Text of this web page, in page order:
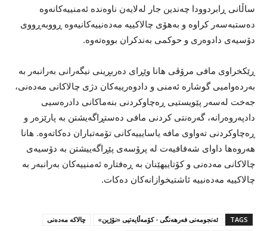
ساڵانی ڕابردوودا چەندین جار لەلایەن ناوەندە ئەمنییەکانەوە
دەستبەسەر کراوە و بەهۆی چالاکییە مەدەنییەکانیەوە ڕووبەڕووی
دۆسیەی دادوەری و حوکمی بەندکران بووەتەوە.
ڕێکخراوی مافی مرۆڤی هانا وێڕای دەربڕینی نیگەرانی بەرانبەر بە
بەردەوامیی گوشارە ئەمنی و دادوەرییەکان دژی چالاکانی مەدەنی،
جەخت لەسەر پێویستیی ڕەچاوکردنی بنەماکانی دادرەسیی
دادپەروەرانە، گەرەنتی کردنی مافی دەستڕاگەیشتن بە پارێزەر و
ڕەچاوکردنی تەواوی مافە یاسایییەکانی تۆمەتباران دەکاتەوە. هانا
هەروەها داوای شەفافیەت لە پرۆسەی پێڕاگەییشتن بە دۆسیەی
چالاکانی مەدەنی و کۆتاییهێنان بە ڕەفتارە ئەمنییەکان بەرانبەر بە
چالاکییە مەدەنییە ئاشتیخوازانەکان دەکات.
TAGS ئەنجومەنی فەرهەنگی - کۆمەڵایەتیی «نۆژین»
چالاکە مەدەنی